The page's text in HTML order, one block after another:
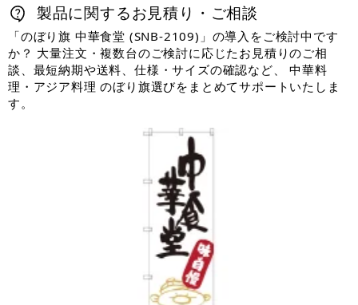
製品に関するお見積り・ご相談
「のぼり旗 中華食堂 (SNB-2109)」の導入をご検討中です
か？ 大量注文・複数台のご検討に応じたお見積りのご相
談、最短納期や送料、仕様・サイズの確認など、 中華料
理・アジア料理 のぼり旗選びをまとめてサポートいたしま
す。